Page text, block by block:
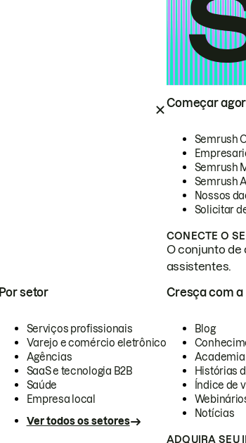
Começar
Semrush
Semrush
Semrush
Nossos
Solicitar
CONECTE O
O conjunto de
assistentes.
Por setor
Serviços profissionais
Varejo e comércio eletrônico
Agências
SaaS e tecnologia B2B
Saúde
Empresa local
Ver todos os setores
Cresça com a
Blog
Academia
Histórias
Índice de
Notícias
ADQUIRA SEU